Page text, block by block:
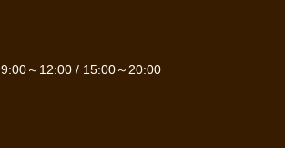
9:00～12:00 / 15:00～20:00